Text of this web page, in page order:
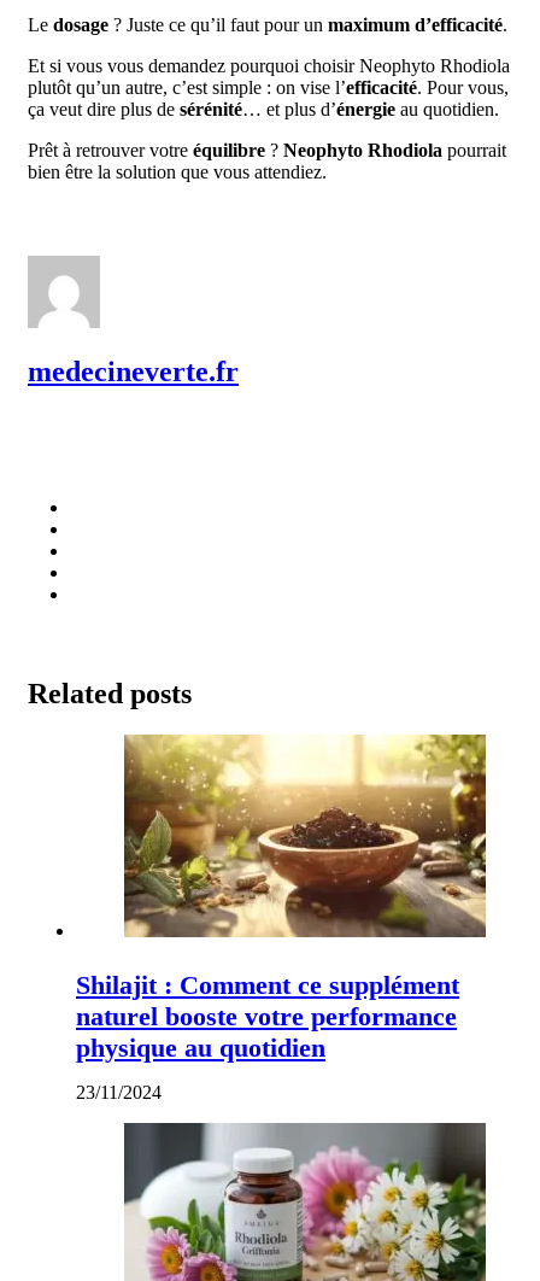
Le dosage ? Juste ce qu’il faut pour un maximum d’efficacité.
Et si vous vous demandez pourquoi choisir Neophyto Rhodiola
plutôt qu’un autre, c’est simple : on vise l’efficacité. Pour vous,
ça veut dire plus de sérénité… et plus d’énergie au quotidien.
Prêt à retrouver votre équilibre ? Neophyto Rhodiola pourrait
bien être la solution que vous attendiez.
medecineverte.fr
Related posts
Shilajit : Comment ce supplément
naturel booste votre performance
physique au quotidien
23/11/2024